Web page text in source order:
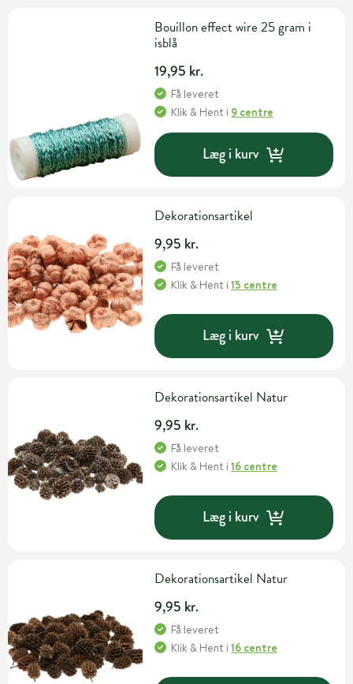
Bouillon effect wire 25 gram i
isblå
19,95 kr.
Få leveret
Klik & Hent i 9 centre
Læg i kurv
Dekorationsartikel
9,95 kr.
Få leveret
Klik & Hent i15 centre
Læg i kurv
Dekorationsartikel Natur
9,95 kr.
Få leveret
Klik & Hent i16 centre
Læg i kurv
Dekorationsartikel Natur
9,95 kr.
Få leveret
Klik & Hent i16 centre